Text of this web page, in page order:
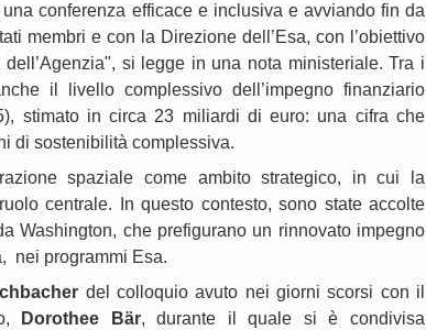
conferenza efficace e inclusiva e avviando fin da
membri e con la Direzione dell’Esa, con l’obiettivo
si legge in una nota ministeriale. Tra i
il livello complessivo dell’impegno finanziario
stimato in circa 23 miliardi di euro: una cifra che
di sostenibilità complessiva.
spaziale come ambito strategico, in cui la
centrale. In questo contesto, sono state accolte
Washington, che prefigurano un rinnovato impegno
nei programmi Esa.
del colloquio avuto nei giorni scorsi con il
Dorothee Bär, durante il quale si è condivisa